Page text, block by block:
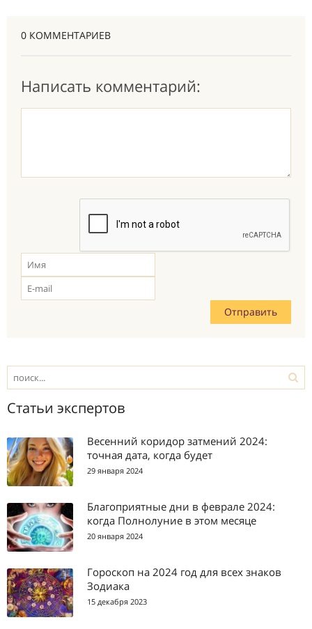
0 КОММЕНТАРИЕВ
Написать комментарий:
Статьи экспертов
Весенний коридор затмений 2024:
точная дата, когда будет
29 января 2024
Благоприятные дни в феврале 2024:
когда Полнолуние в этом месяце
20 января 2024
Гороскоп на 2024 год для всех знаков
Зодиака
15 декабря 2023